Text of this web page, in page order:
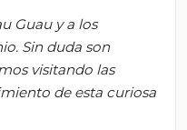
Guau y a los
Sin duda son
visitando las
de esta curiosa